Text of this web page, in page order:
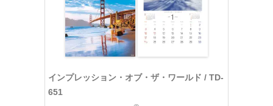
インプレッション・オブ・ザ・ワールド / TD-
651